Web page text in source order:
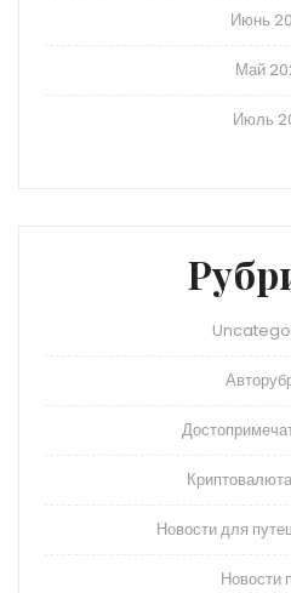
Июнь
Май
Июль
Новости для
Новости